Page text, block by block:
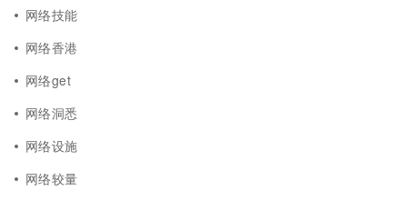
网络技能
网络香港
网络get
网络洞悉
网络设施
网络较量